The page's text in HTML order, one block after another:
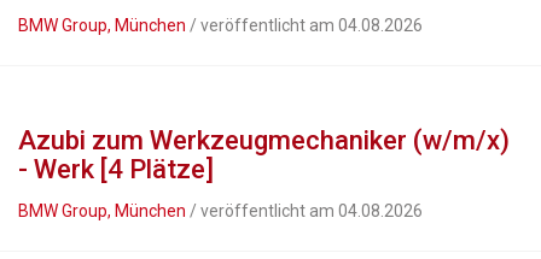
BMW Group, München / veröffentlicht am 04.08.2026
Azubi zum Werkzeugmechaniker (w/m/x)
- Werk [4 Plätze]
BMW Group, München / veröffentlicht am 04.08.2026